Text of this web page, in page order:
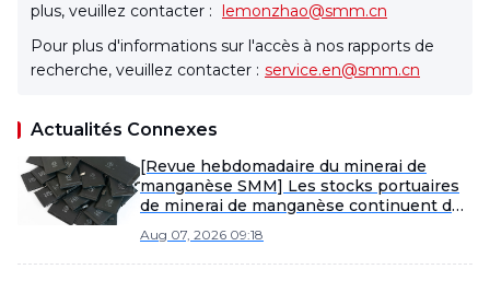
plus, veuillez contacter : lemonzhao@smm.cn
Pour plus d'informations sur l'accès à nos rapports de
recherche, veuillez contacter : service.en@smm.cn
Actualités Connexes
[Revue hebdomadaire du minerai de
manganèse SMM] Les stocks portuaires
de minerai de manganèse continuent de
pression
Aug 07, 2026 09:18